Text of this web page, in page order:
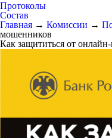
Протоколы
Состав
Главная → Комиссии →
мошенников
Как защититься от